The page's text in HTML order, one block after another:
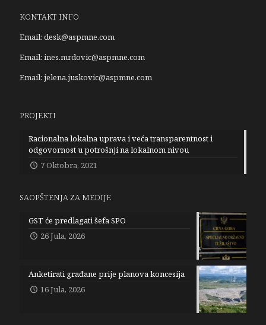
KONTAKT INFO
Email: desk@aspmne.com
Email: ines.mrdovic@aspmne.com
Email: jelena.juskovic@aspmne.com
PROJEKTI
Racionalna lokalna uprava i veća transparentnost i
odgovornost u potrošnji na lokalnom nivou
7 Oktobra, 2021
SAOPŠTENJA ZA MEDIJE
GST će predlagati šefa SPO
26 Jula, 2026
Anketirati građane prije planova koncesija
16 Jula, 2026